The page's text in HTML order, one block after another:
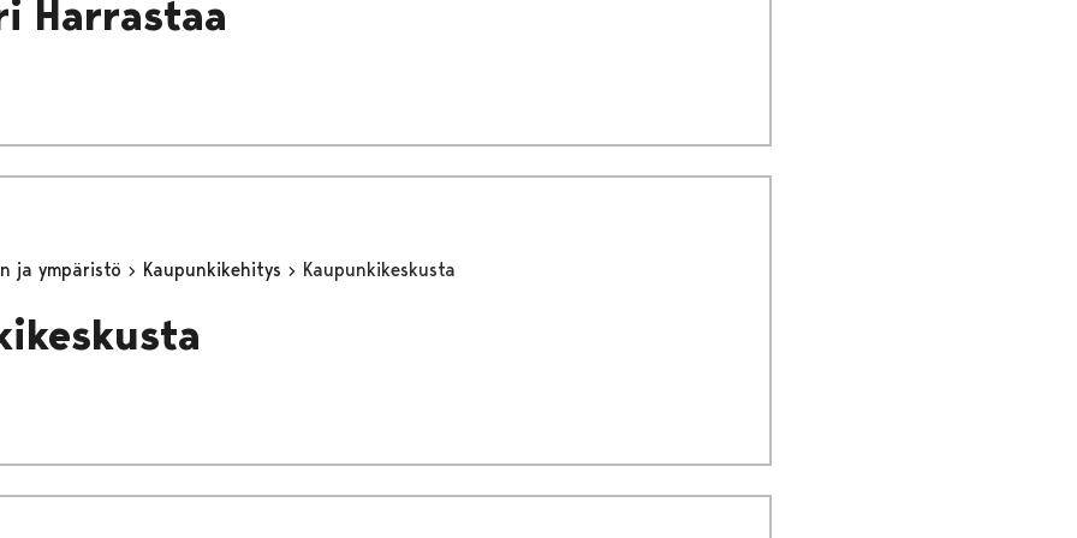
Harrastaa
ja ympäristö Kaupunkikehitys Kaupunkikeskusta